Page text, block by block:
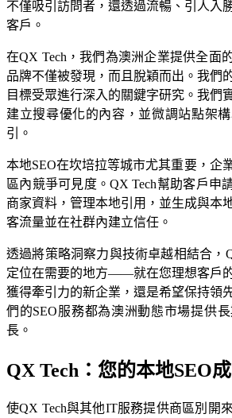
不僅吸引訪問者，還透過流暢、引人入
客戶。
在QX Tech，我們為澳洲企業提供全面
品牌不僅被發現，而且脫穎而出。我們
目標受眾進行深入的關鍵字研究。我們
建立搜尋優化的內容，並微調站點架
引。
本地SEO在坎培拉等城市尤其重要，企
區內競爭可見度。QX Tech幫助客戶申
商家資料，管理本地引用，並生成與本
客流量並在社群內建立信任。
透過將策略洞察力與技術卓越相結合，
定位在需要的地方——就在您理想客戶
獲得牽引力的新企業，還是希望保持領
們的SEO服務都為澳洲動態市場提供
長。
QX Tech：您的本地SEO
使QX Tech與其他IT服務提供商區別開